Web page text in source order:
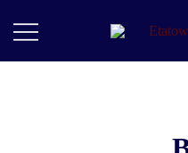
Etatowa
– ślub i